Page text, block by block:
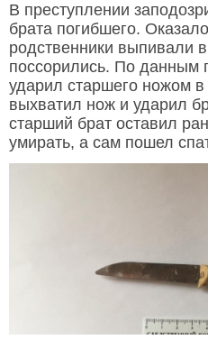
В преступлении
брата погибшего.
родственники выпивали
поссорились. По данным
ударил старшего ножом в
выхватил нож и ударил
старший брат оставил
умирать, а сам пошел